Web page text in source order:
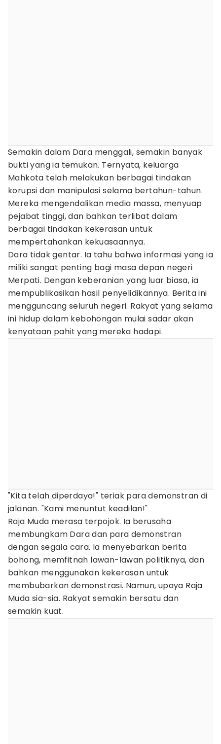
Semakin dalam Dara menggali, semakin banyak
bukti yang ia temukan. Ternyata, keluarga
Mahkota telah melakukan berbagai tindakan
korupsi dan manipulasi selama bertahun-tahun.
Mereka mengendalikan media massa, menyuap
pejabat tinggi, dan bahkan terlibat dalam
berbagai tindakan kekerasan untuk
mempertahankan kekuasaannya.
Dara tidak gentar. Ia tahu bahwa informasi yang ia
miliki sangat penting bagi masa depan negeri
Merpati. Dengan keberanian yang luar biasa, ia
mempublikasikan hasil penyelidikannya. Berita ini
mengguncang seluruh negeri. Rakyat yang selama
ini hidup dalam kebohongan mulai sadar akan
kenyataan pahit yang mereka hadapi.
"Kita telah diperdaya!" teriak para demonstran di
jalanan. "Kami menuntut keadilan!"
Raja Muda merasa terpojok. Ia berusaha
membungkam Dara dan para demonstran
dengan segala cara. Ia menyebarkan berita
bohong, memfitnah lawan-lawan politiknya, dan
bahkan menggunakan kekerasan untuk
membubarkan demonstrasi. Namun, upaya Raja
Muda sia-sia. Rakyat semakin bersatu dan
semakin kuat.